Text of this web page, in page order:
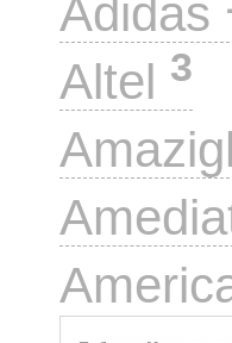
Adidas
Altel 3